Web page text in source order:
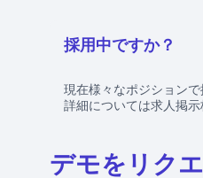
採用中ですか？
現在様々なポジションで
詳細については求人掲示
デモをリク